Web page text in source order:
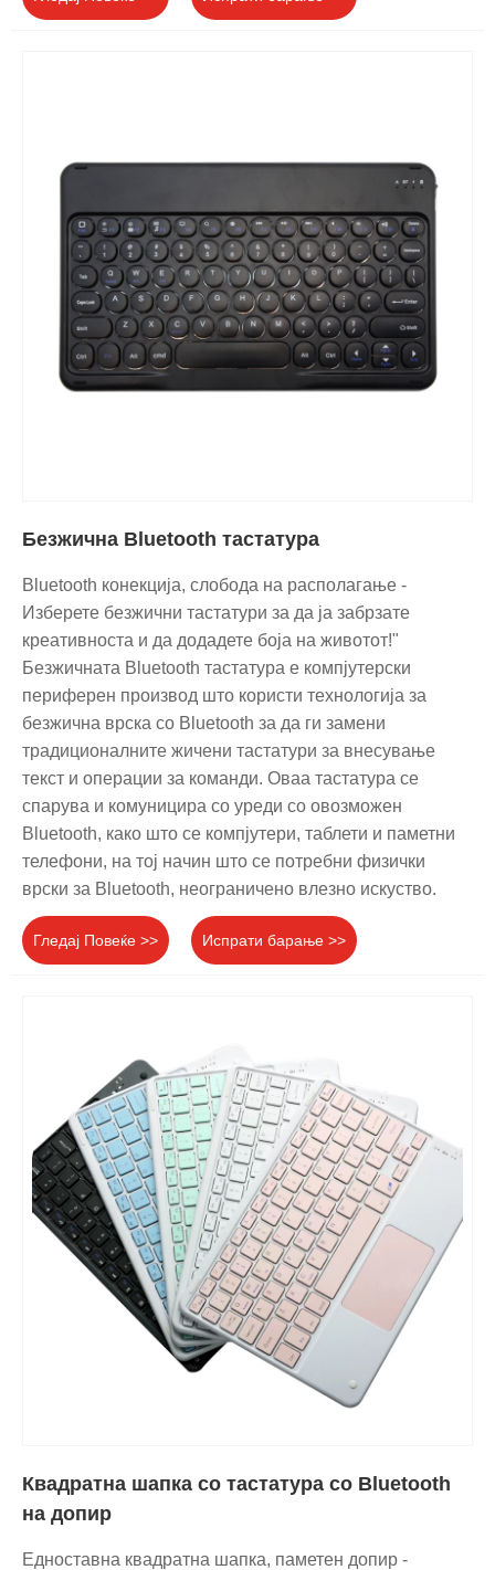
Безжична Bluetooth тастатура
Bluetooth конекција, слобода на располагање -
Изберете безжични тастатури за да ја забрзате
креативноста и да додадете боја на животот!"
Безжичната Bluetooth тастатура е компјутерски
периферен производ што користи технологија за
безжична врска со Bluetooth за да ги замени
традиционалните жичени тастатури за внесување
текст и операции за команди. Оваа тастатура се
спарува и комуницира со уреди со овозможен
Bluetooth, како што се компјутери, таблети и паметни
телефони, на тој начин што се потребни физички
врски за Bluetooth, неограничено влезно искуство.
Гледај Повеќе >> Испрати барање >>
Квадратна шапка со тастатура со Bluetooth
на допир
Едноставна квадратна шапка, паметен допир -